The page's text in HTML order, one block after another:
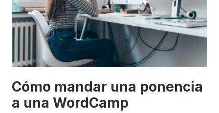
Cómo mandar una ponencia
a una WordCamp